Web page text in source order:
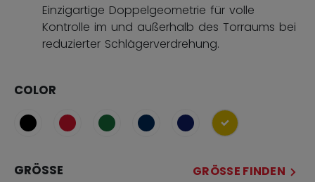
Einzigartige Doppelgeometrie für volle
Kontrolle im und außerhalb des Torraums bei
reduzierter Schlägerverdrehung.
COLOR
ausgewählt
GRÖSSE GRÖSSE FINDEN